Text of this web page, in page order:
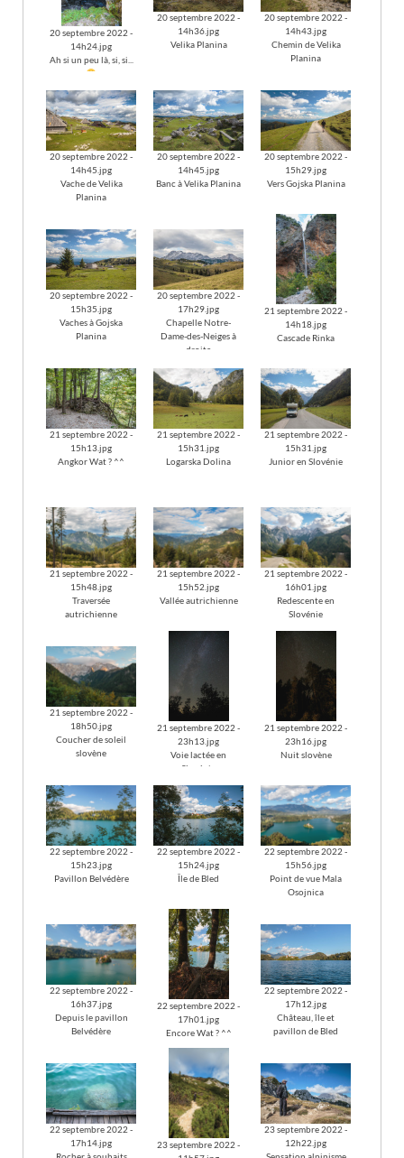
20 septembre 2022 -
14h24.jpg
Ah si un peu là, si, si...
20 septembre 2022 -
14h36.jpg
Velika Planina
20 septembre 2022 -
14h43.jpg
Chemin de Velika
Planina
20 septembre 2022 -
14h45.jpg
Vache de Velika
Planina
20 septembre 2022 -
14h45.jpg
Banc à Velika Planina
20 septembre 2022 -
15h29.jpg
Vers Gojska Planina
20 septembre 2022 -
15h35.jpg
Vaches à Gojska
Planina
20 septembre 2022 -
17h29.jpg
Chapelle Notre-
Dame-des-Neiges à
droite
21 septembre 2022 -
14h18.jpg
Cascade Rinka
21 septembre 2022 -
15h13.jpg
Angkor Wat ? ^^
21 septembre 2022 -
15h31.jpg
Logarska Dolina
21 septembre 2022 -
15h31.jpg
Junior en Slovénie
21 septembre 2022 -
15h48.jpg
Traversée
autrichienne
21 septembre 2022 -
15h52.jpg
Vallée autrichienne
21 septembre 2022 -
16h01.jpg
Redescente en
Slovénie
21 septembre 2022 -
18h50.jpg
Coucher de soleil
slovène
21 septembre 2022 -
23h13.jpg
Voie lactée en
Slovénie
21 septembre 2022 -
23h16.jpg
Nuit slovène
22 septembre 2022 -
15h23.jpg
Pavillon Belvédère
22 septembre 2022 -
15h24.jpg
Île de Bled
22 septembre 2022 -
15h56.jpg
Point de vue Mala
Osojnica
22 septembre 2022 -
16h37.jpg
Depuis le pavillon
Belvédère
22 septembre 2022 -
17h01.jpg
Encore Wat ? ^^
22 septembre 2022 -
17h12.jpg
Château, île et
pavillon de Bled
22 septembre 2022 -
17h14.jpg
23 septembre 2022 -
23 septembre 2022 -
12h22.jpg